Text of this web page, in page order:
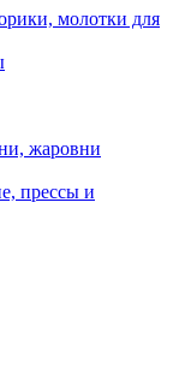
молотки для
жаровни
прессы и